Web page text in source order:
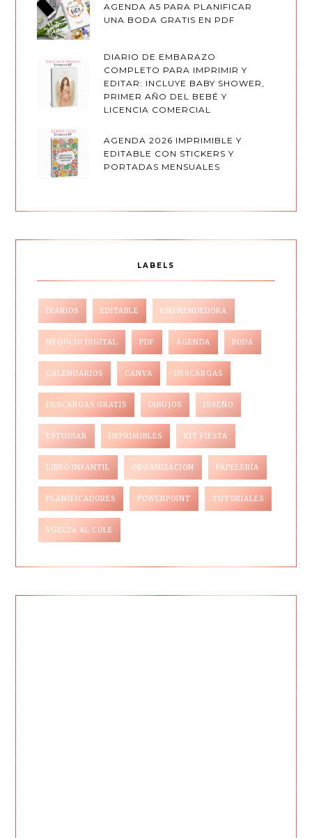
AGENDA A5 PARA PLANIFICAR
UNA BODA GRATIS EN PDF
DIARIO DE EMBARAZO
COMPLETO PARA IMPRIMIR Y
EDITAR: INCLUYE BABY SHOWER,
PRIMER AÑO DEL BEBÉ Y
LICENCIA COMERCIAL
AGENDA 2026 IMPRIMIBLE Y
EDITABLE CON STICKERS Y
PORTADAS MENSUALES
LABELS
DIARIOS EDITABLE EMPRENDEDORA
NEGOCIO DIGITAL PDF AGENDA BODA
CALENDARIOS CANVA DESCARGAS
DESCARGAS GRATIS DIBUJOS DISEÑO
ESTUDIAR IMPRIMIBLES KIT FIESTA
LIBRO INFANTIL ORGANIZACION PAPELERÍA
PLANIFICADORES POWERPOINT TUTORIALES
VUELTA AL COLE